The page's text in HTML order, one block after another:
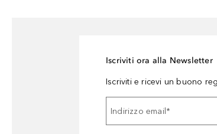
Iscriviti ora alla Newsletter
Iscriviti e ricevi un buono
Indirizzo email *